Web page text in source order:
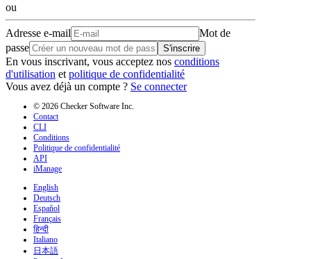
ou
Adresse e-mail
Mot de
passe
S'inscrire
En vous inscrivant, vous acceptez nos conditions
d'utilisation et politique de confidentialité
Vous avez déjà un compte ? Se connecter
© 2026 Checker Software Inc.
Contact
CLI
Conditions
Politique de confidentialité
API
iManage
English
Deutsch
Español
Français
हिन्दी
Italiano
日本語